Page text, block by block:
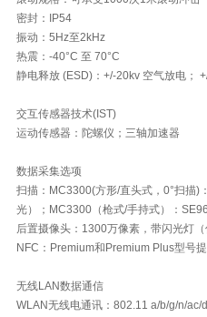
密封：IP54
振动：5Hz至2kHz
热震：-40°C 至 70°C
静电释放 (ESD)：+/-20kv 空气放电；
交互传感器技术(IST)
运动传感器：陀螺仪；三轴加速器
数据采集选项
扫描：MC3300(方形/直头式，0°扫描
光）；MC3300（枪式/手持式）：
后置摄像头：1300万像素，带闪光灯
NFC：Premium和Premium Plus型号
无线LAN数据通信
WLAN无线电通讯：802.11 a/b/g/n/ac/